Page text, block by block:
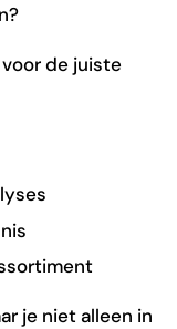
de juiste
je niet alleen in